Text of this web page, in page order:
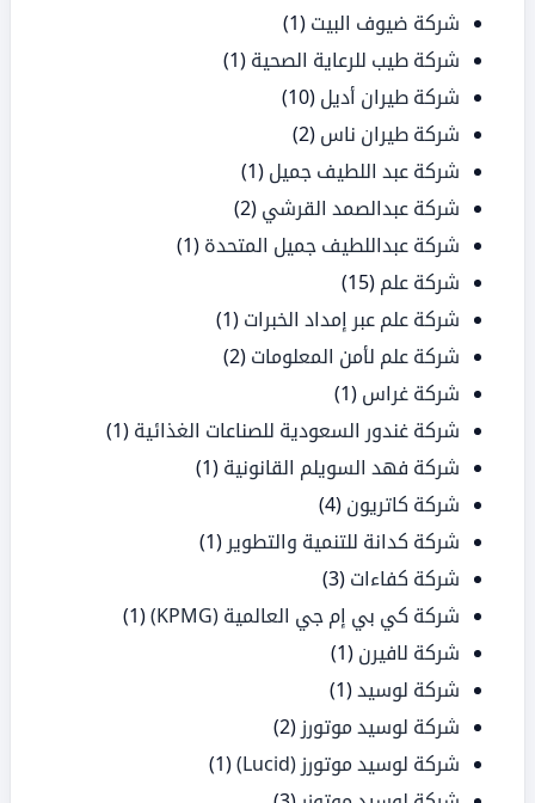
شركة ضيوف البيت (1)
شركة طيب للرعاية الصحية (1)
شركة طيران أديل (10)
شركة طيران ناس (2)
شركة عبد اللطيف جميل (1)
شركة عبدالصمد القرشي (2)
شركة عبداللطيف جميل المتحدة (1)
شركة علم (15)
شركة علم عبر إمداد الخبرات (1)
شركة علم لأمن المعلومات (2)
شركة غراس (1)
شركة غندور السعودية للصناعات الغذائية (1)
شركة فهد السويلم القانونية (1)
شركة كاتريون (4)
شركة كدانة للتنمية والتطوير (1)
شركة كفاءات (3)
شركة كي بي إم جي العالمية (KPMG)
(1)
شركة لافيرن (1)
شركة لوسيد(1)
شركة لوسيد موتورز (2)
شركة لوسيد موتورز (Lucid)
(1)